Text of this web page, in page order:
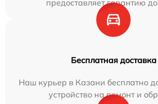
предоставляет гарантию до
Бесплатная доставка
Наш курьер в Казани бесплатно
устройство на ремонт и